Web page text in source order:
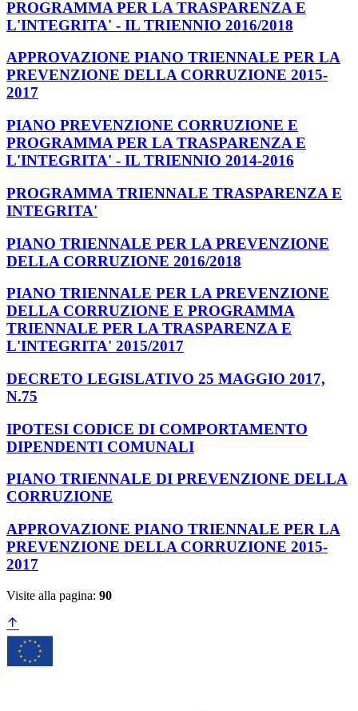
PROGRAMMA PER LA TRASPARENZA E
L'INTEGRITA' - IL TRIENNIO 2016/2018
APPROVAZIONE PIANO TRIENNALE PER LA
PREVENZIONE DELLA CORRUZIONE 2015-
2017
PIANO PREVENZIONE CORRUZIONE E
PROGRAMMA PER LA TRASPARENZA E
L'INTEGRITA' - IL TRIENNIO 2014-2016
PROGRAMMA TRIENNALE TRASPARENZA E
INTEGRITA'
PIANO TRIENNALE PER LA PREVENZIONE
DELLA CORRUZIONE 2016/2018
PIANO TRIENNALE PER LA PREVENZIONE
DELLA CORRUZIONE E PROGRAMMA
TRIENNALE PER LA TRASPARENZA E
L'INTEGRITA' 2015/2017
DECRETO LEGISLATIVO 25 MAGGIO 2017,
N.75
IPOTESI CODICE DI COMPORTAMENTO
DIPENDENTI COMUNALI
PIANO TRIENNALE DI PREVENZIONE DELLA
CORRUZIONE
APPROVAZIONE PIANO TRIENNALE PER LA
PREVENZIONE DELLA CORRUZIONE 2015-
2017
Visite alla pagina: 90